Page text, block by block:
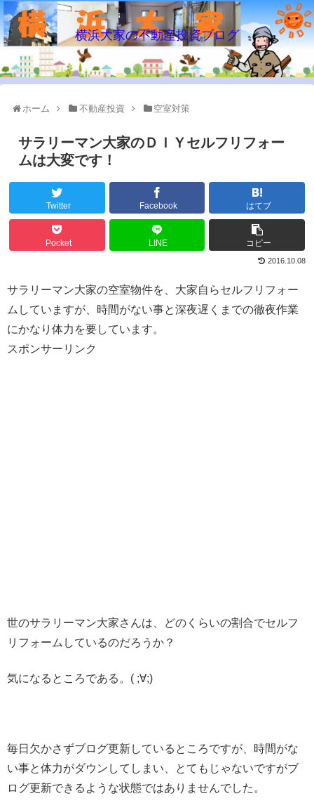
横浜大家の不動産投資ブログ
ホーム 不動産投資 空室対策
サラリーマン大家のＤＩＹセルフリフォー
ムは大変です！
Twitter Facebook はてブ
Pocket LINE コピー
2016.10.08
サラリーマン大家の空室物件を、大家自らセルフリフォー
ムしていますが、時間がない事と深夜遅くまでの徹夜作業
にかなり体力を要しています。
スポンサーリンク
世のサラリーマン大家さんは、どのくらいの割合でセルフ
リフォームしているのだろうか？
気になるところである。( ;∀;)
毎日欠かさずブログ更新しているところですが、時間がな
い事と体力がダウンしてしまい、とてもじゃないですがブ
ログ更新できるような状態ではありませんでした。